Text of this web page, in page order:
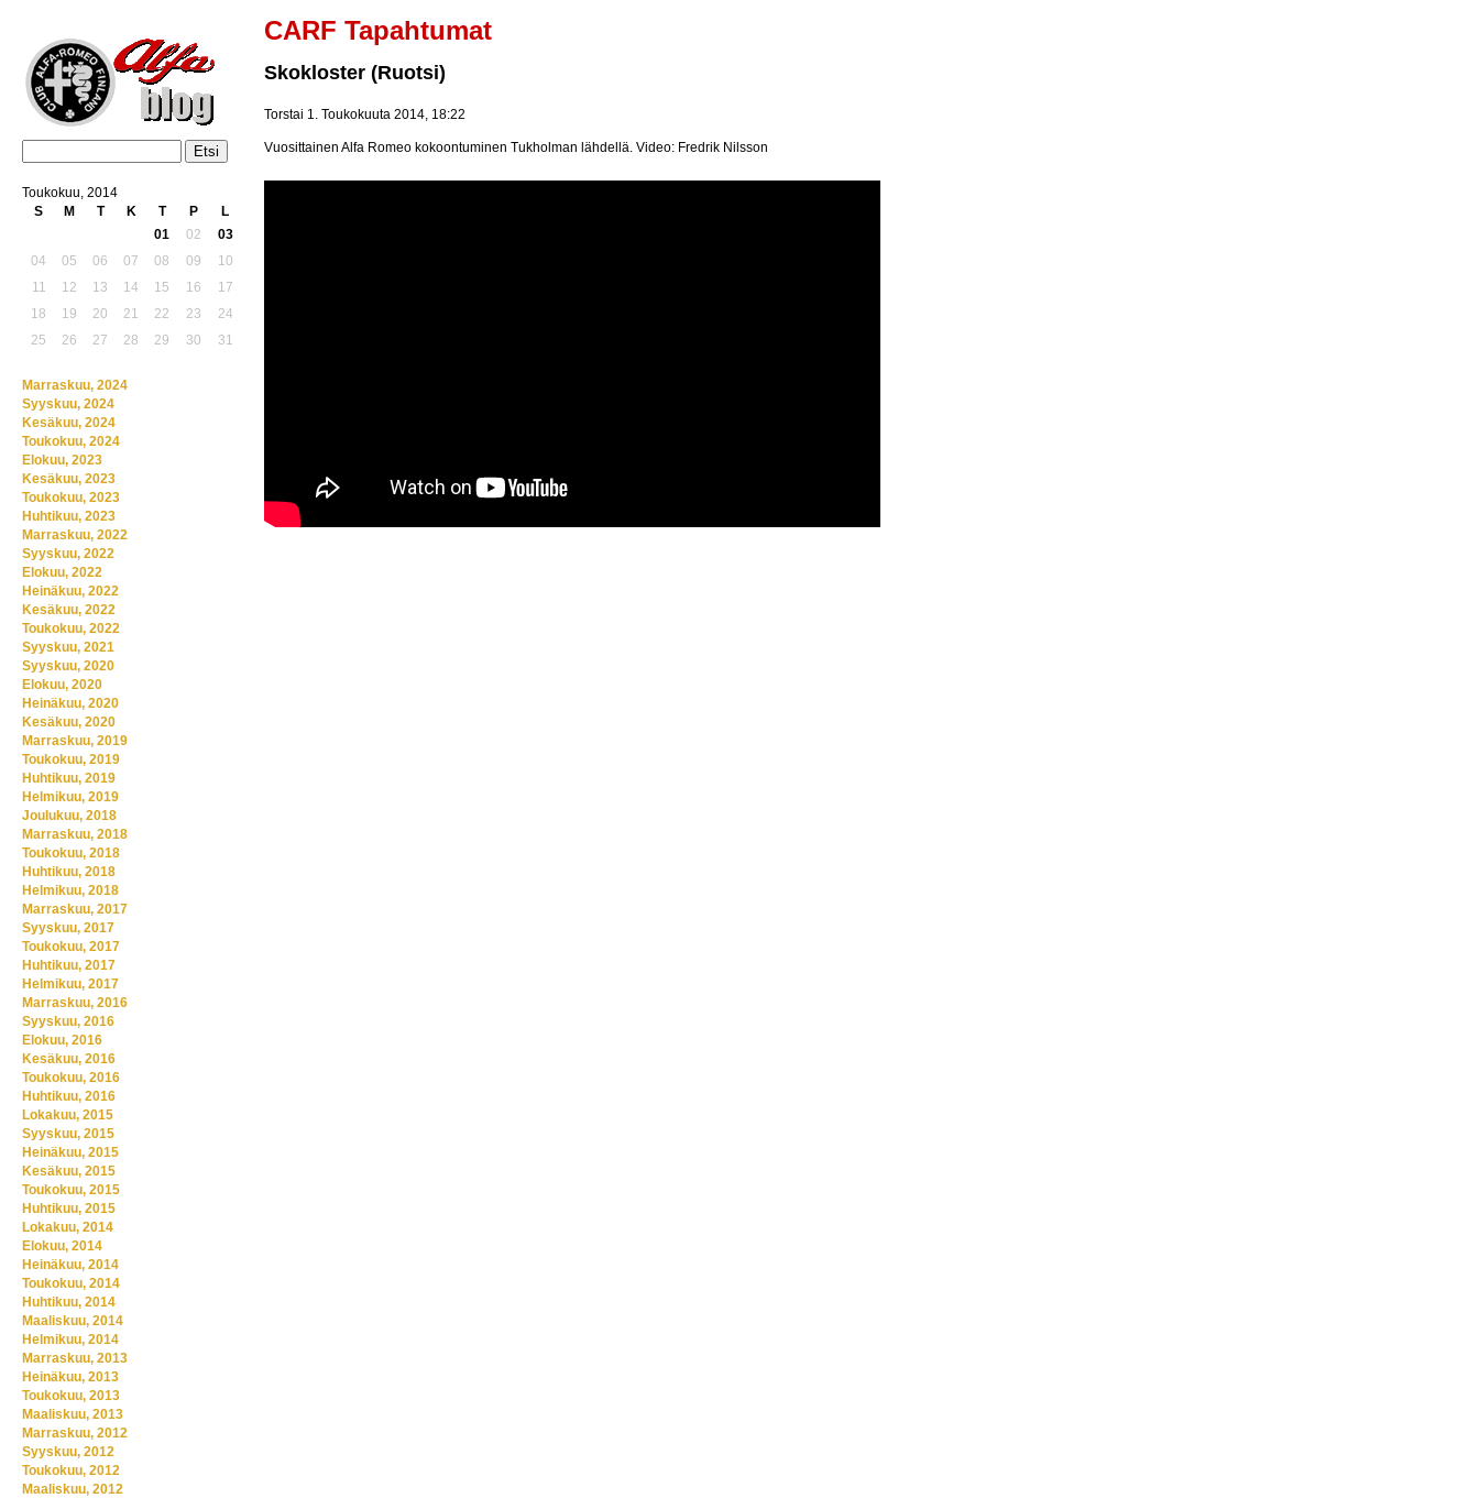
CARF Tapahtumat
Skokloster (Ruotsi)
Torstai 1. Toukokuuta 2014, 18:22
Vuosittainen Alfa Romeo kokoontuminen Tukholman lähdellä. Video: Fredrik Nilsson
Toukokuu, 2014
S
M T K T P
L
01
02
03
04
05 06 07 08 09
10
11
12 13 14 15 16
17
18
19 20 21 22 23
24
25
26 27 28 29 30 31
Marraskuu, 2024
Syyskuu, 2024
Kesäkuu, 2024
Toukokuu, 2024
Elokuu, 2023
Kesäkuu, 2023
Toukokuu, 2023
Huhtikuu, 2023
Marraskuu, 2022
Syyskuu, 2022
Elokuu, 2022
Heinäkuu, 2022
Kesäkuu, 2022
Toukokuu, 2022
Syyskuu, 2021
Syyskuu, 2020
Elokuu, 2020
Heinäkuu, 2020
Kesäkuu, 2020
Marraskuu, 2019
Toukokuu, 2019
Huhtikuu, 2019
Helmikuu, 2019
Joulukuu, 2018
Marraskuu, 2018
Toukokuu, 2018
Huhtikuu, 2018
Helmikuu, 2018
Marraskuu, 2017
Syyskuu, 2017
Toukokuu, 2017
Huhtikuu, 2017
Helmikuu, 2017
Marraskuu, 2016
Syyskuu, 2016
Elokuu, 2016
Kesäkuu, 2016
Toukokuu, 2016
Huhtikuu, 2016
Lokakuu, 2015
Syyskuu, 2015
Heinäkuu, 2015
Kesäkuu, 2015
Toukokuu, 2015
Huhtikuu, 2015
Lokakuu, 2014
Elokuu, 2014
Heinäkuu, 2014
Toukokuu, 2014
Huhtikuu, 2014
Maaliskuu, 2014
Helmikuu, 2014
Marraskuu, 2013
Heinäkuu, 2013
Toukokuu, 2013
Maaliskuu, 2013
Marraskuu, 2012
Syyskuu, 2012
Toukokuu, 2012
Maaliskuu, 2012